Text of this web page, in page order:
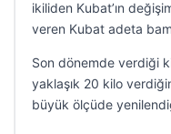
ikiliden Kubat’ın
veren Kubat adeta
Son dönemde verdiği
yaklaşık 20 kilo
büyük ölçüde